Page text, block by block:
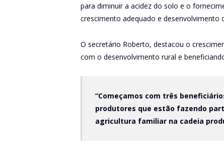
para diminuir a acidez do solo e o
crescimento adequado e desenvolvimento
O secretário Roberto, destacou o
com o desenvolvimento rural e
“Começamos com três
produtores que estão fazendo
agricultura familiar na cadeia